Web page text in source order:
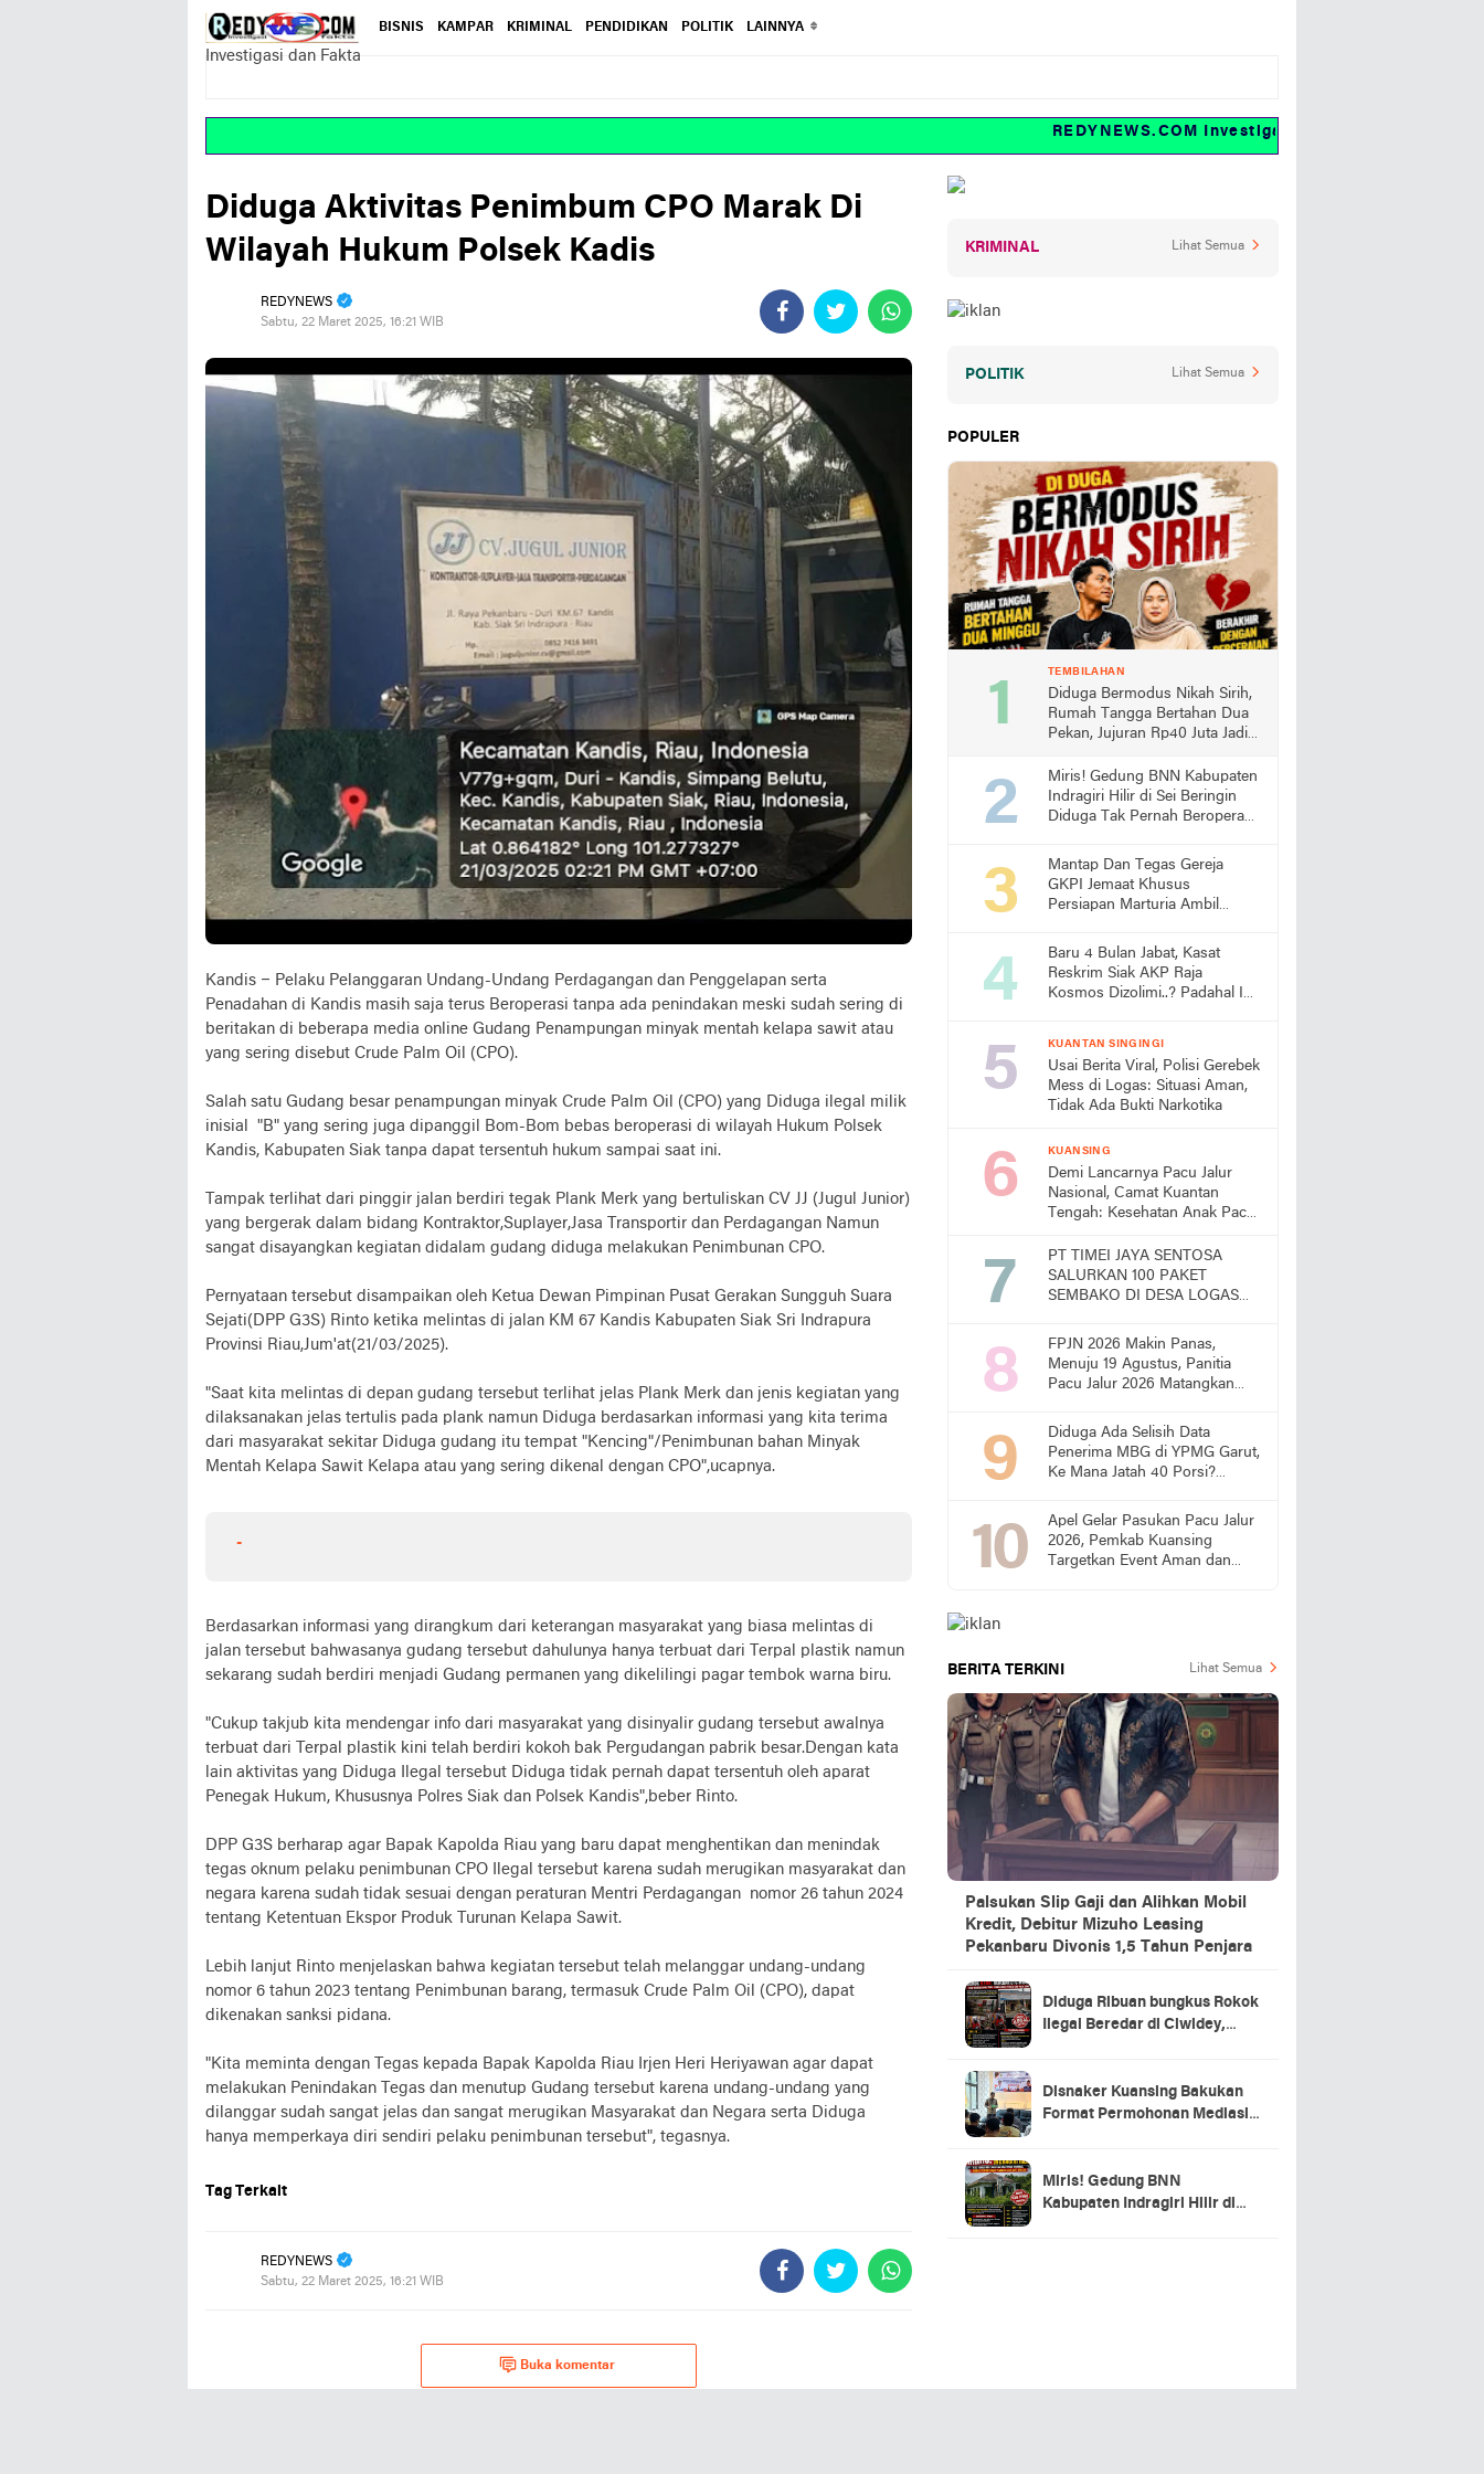
Investigasi dan Fakta
BISNIS KAMPAR KRIMINAL PENDIDIKAN POLITIK LAINNYA
REDYNEWS.COM Investigasi dan fakta
Diduga Aktivitas Penimbum CPO Marak Di
Wilayah Hukum Polsek Kadis
REDYNEWS
Sabtu, 22 Maret 2025, 16:21 WIB
Kandis – Pelaku Pelanggaran Undang-Undang Perdagangan dan Penggelapan serta
Penadahan di Kandis masih saja terus Beroperasi tanpa ada penindakan meski sudah sering di
beritakan di beberapa media online Gudang Penampungan minyak mentah kelapa sawit atau
yang sering disebut Crude Palm Oil (CPO).
Salah satu Gudang besar penampungan minyak Crude Palm Oil (CPO) yang Diduga ilegal milik
inisial "B" yang sering juga dipanggil Bom-Bom bebas beroperasi di wilayah Hukum Polsek
Kandis, Kabupaten Siak tanpa dapat tersentuh hukum sampai saat ini.
Tampak terlihat dari pinggir jalan berdiri tegak Plank Merk yang bertuliskan CV JJ (Jugul Junior)
yang bergerak dalam bidang Kontraktor,Suplayer,Jasa Transportir dan Perdagangan Namun
sangat disayangkan kegiatan didalam gudang diduga melakukan Penimbunan CPO.
Pernyataan tersebut disampaikan oleh Ketua Dewan Pimpinan Pusat Gerakan Sungguh Suara
Sejati(DPP G3S) Rinto ketika melintas di jalan KM 67 Kandis Kabupaten Siak Sri Indrapura
Provinsi Riau,Jum'at(21/03/2025).
"Saat kita melintas di depan gudang tersebut terlihat jelas Plank Merk dan jenis kegiatan yang
dilaksanakan jelas tertulis pada plank namun Diduga berdasarkan informasi yang kita terima
dari masyarakat sekitar Diduga gudang itu tempat "Kencing"/Penimbunan bahan Minyak
Mentah Kelapa Sawit Kelapa atau yang sering dikenal dengan CPO",ucapnya.
-
Berdasarkan informasi yang dirangkum dari keterangan masyarakat yang biasa melintas di
jalan tersebut bahwasanya gudang tersebut dahulunya hanya terbuat dari Terpal plastik namun
sekarang sudah berdiri menjadi Gudang permanen yang dikelilingi pagar tembok warna biru.
"Cukup takjub kita mendengar info dari masyarakat yang disinyalir gudang tersebut awalnya
terbuat dari Terpal plastik kini telah berdiri kokoh bak Pergudangan pabrik besar.Dengan kata
lain aktivitas yang Diduga Ilegal tersebut Diduga tidak pernah dapat tersentuh oleh aparat
Penegak Hukum, Khususnya Polres Siak dan Polsek Kandis",beber Rinto.
DPP G3S berharap agar Bapak Kapolda Riau yang baru dapat menghentikan dan menindak
tegas oknum pelaku penimbunan CPO Ilegal tersebut karena sudah merugikan masyarakat dan
negara karena sudah tidak sesuai dengan peraturan Mentri Perdagangan nomor 26 tahun 2024
tentang Ketentuan Ekspor Produk Turunan Kelapa Sawit.
Lebih lanjut Rinto menjelaskan bahwa kegiatan tersebut telah melanggar undang-undang
nomor 6 tahun 2023 tentang Penimbunan barang, termasuk Crude Palm Oil (CPO), dapat
dikenakan sanksi pidana.
"Kita meminta dengan Tegas kepada Bapak Kapolda Riau Irjen Heri Heriyawan agar dapat
melakukan Penindakan Tegas dan menutup Gudang tersebut karena undang-undang yang
dilanggar sudah sangat jelas dan sangat merugikan Masyarakat dan Negara serta Diduga
hanya memperkaya diri sendiri pelaku penimbunan tersebut", tegasnya.
Tag Terkait
REDYNEWS
Sabtu, 22 Maret 2025, 16:21 WIB
Buka komentar
KRIMINAL Lihat Semua
POLITIK Lihat Semua
POPULER
TEMBILAHAN
Diduga Bermodus Nikah Sirih,
Rumah Tangga Bertahan Dua
Pekan, Jujuran Rp40 Juta Jadi
Miris! Gedung BNN Kabupaten
Indragiri Hilir di Sei Beringin
Diduga Tak Pernah Beroperasi,
Pemanfaatan Aset Negara
Mantap Dan Tegas Gereja
GKPI Jemaat Khusus
Persiapan Marturia Ambil
Pertama lebih Awal
Baru 4 Bulan Jabat, Kasat
Reskrim Siak AKP Raja
Kosmos Dizolimi..? Padahal Ini
KUANTAN SINGINGI
Usai Berita Viral, Polisi Gerebek
Mess di Logas: Situasi Aman,
Tidak Ada Bukti Narkotika
KUANSING
Demi Lancarnya Pacu Jalur
Nasional, Camat Kuantan
Tengah: Kesehatan Anak Pacu
PT TIMEI JAYA SENTOSA
SALURKAN 100 PAKET
SEMBAKO DI DESA LOGAS
UCAPKAN TERIMA KASIH
FPJN 2026 Makin Panas,
Menuju 19 Agustus, Panitia
Pacu Jalur 2026 Matangkan
Diduga Ada Selisih Data
Penerima MBG di YPMG Garut,
Ke Mana Jatah 40 Porsi?
Penjelasan
Apel Gelar Pasukan Pacu Jalur
2026, Pemkab Kuansing
Targetkan Event Aman dan
BERITA TERKINI Lihat Semua
Palsukan Slip Gaji dan Alihkan Mobil
Kredit, Debitur Mizuho Leasing
Pekanbaru Divonis 1,5 Tahun Penjara
Diduga Ribuan bungkus Rokok
Ilegal Beredar di Ciwidey,
Pulau Jawa
Disnaker Kuansing Bakukan
Format Permohonan Mediasi,
Miris! Gedung BNN
Kabupaten Indragiri Hilir di